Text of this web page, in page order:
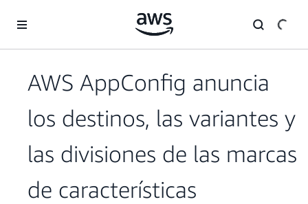
AWS AppConfig anuncia
los destinos, las variantes y
las divisiones de las marcas
de características